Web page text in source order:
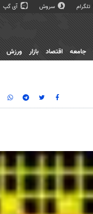
تلگرام سروش آی گپ
جامعه اقتصاد بازار ورزش